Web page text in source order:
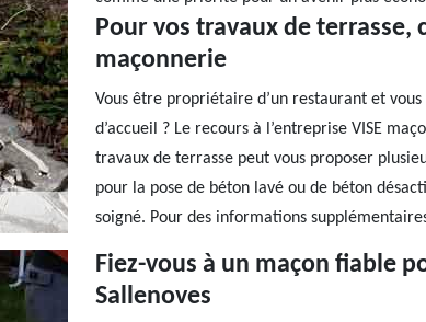
Pour vos travaux de terrasse,
maçonnerie
Vous être propriétaire d’un restaurant et
d’accueil ? Le recours à l’entreprise VISE
travaux de terrasse peut vous proposer
pour la pose de béton lavé ou de béton
soigné. Pour des informations
Fiez-vous à un maçon fiable
Sallenoves